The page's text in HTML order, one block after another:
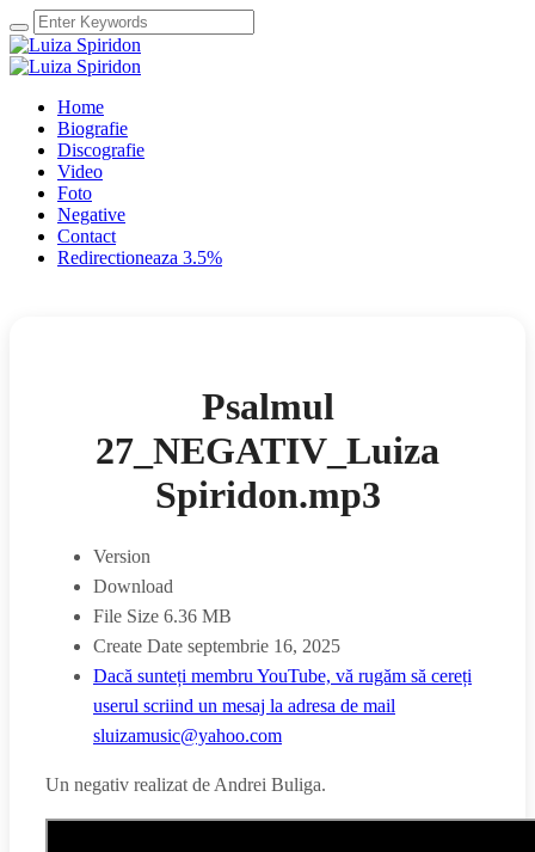
Home
Biografie
Discografie
Video
Foto
Negative
Contact
Redirectioneaza 3.5%
Psalmul
27_NEGATIV_Luiza
Spiridon.mp3
Version
Download
File Size 6.36 MB
Create Date septembrie 16, 2025
Dacă sunteți membru YouTube, vă rugăm să cereți
userul scriind un mesaj la adresa de mail
sluizamusic@yahoo.com
Un negativ realizat de Andrei Buliga.